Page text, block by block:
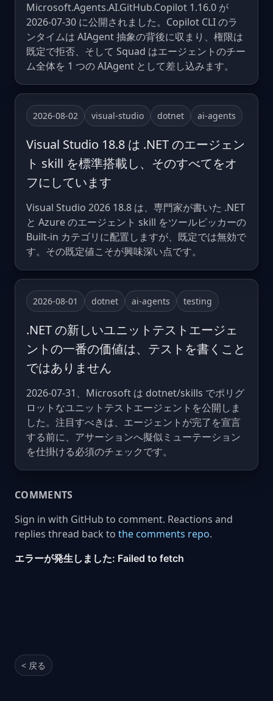
Microsoft.Agents.AI.GitHub.Copilot 1.16.0 が
2026-07-30 に公開されました。Copilot CLI のラ
ンタイムは AIAgent 抽象の背後に収まり、権限は
既定で拒否、そして Squad はエージェントのチー
ム全体を 1 つの AIAgent として差し込みます。
2026-08-02 visual-studio dotnet ai-agents
Visual Studio 18.8 は .NET のエージェン
ト skill を標準搭載し、そのすべてをオ
フにしています
Visual Studio 2026 18.8 は、専門家が書いた .NET
と Azure のエージェント skill をツールピッカーの
Built-in カテゴリに配置しますが、既定では無効で
す。その既定値こそが興味深い点です。
2026-08-01 dotnet ai-agents testing
.NET の新しいユニットテストエージェ
ントの一番の価値は、テストを書くこと
ではありません
2026-07-31、Microsoft は dotnet/skills でポリグ
ロットなユニットテストエージェントを公開しま
した。注目すべきは、エージェントが完了を宣言
する前に、アサーションへ擬似ミューテーション
を仕掛ける必須のチェックです。
COMMENTS
Sign in with GitHub to comment. Reactions and
replies thread back to the comments repo.
< 戻る